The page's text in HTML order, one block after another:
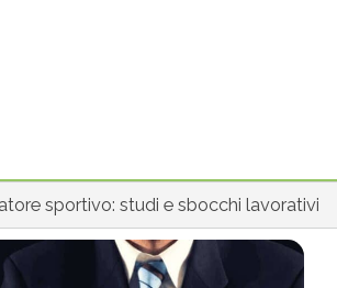
sportivo: studi e sbocchi lavorativi